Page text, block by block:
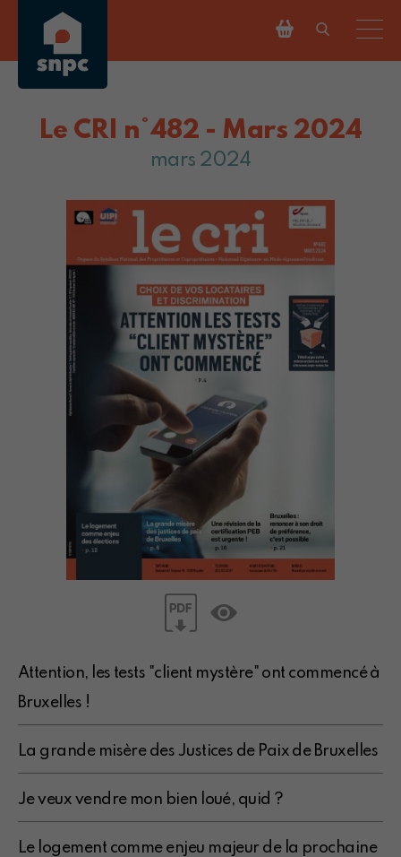
Le CRI n°482 - Mars 2024
mars 2024
Attention, les tests "client mystère" ont commencé à
Bruxelles !
La grande misère des Justices de Paix de Bruxelles
Je veux vendre mon bien loué, quid ?
Le logement comme enjeu majeur de la prochaine